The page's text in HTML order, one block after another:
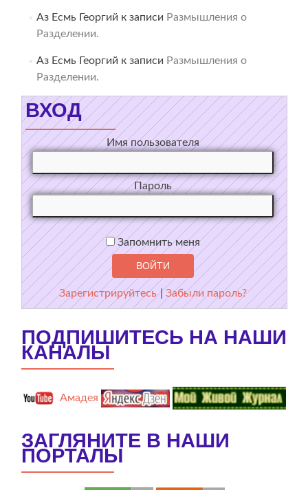
Аз Есмь Георгий к записи Размышления о
Разделении.
Аз Есмь Георгий к записи Размышления о
Разделении.
ВХОД
Имя пользователя
Пароль
Запомнить меня
Зарегистрируйтесь |Забыли пароль?
ПОДПИШИТЕСЬ НА НАШИ
КАНАЛЫ
Амадея
ЗАГЛЯНИТЕ В НАШИ
ПОРТАЛЫ